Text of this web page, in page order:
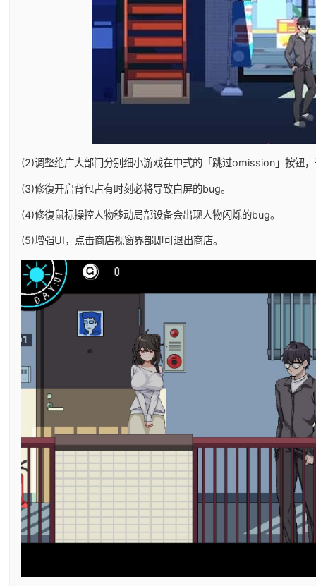
(2)调整绝广大部门分别细小游戏在中式的「跳过omission」按钮
(3)修復开启背包占有时刻必将导致白屏的bug。
(4)修復鼠标操控人物移动局部设备会出现人物闪烁的bug。
(5)增强UI，点击商店视窗界部即可退出商店。